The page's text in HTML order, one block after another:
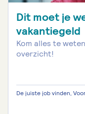
Dit moet je
vakantiegeld
Kom alles te
overzicht!
De juiste job vinden,